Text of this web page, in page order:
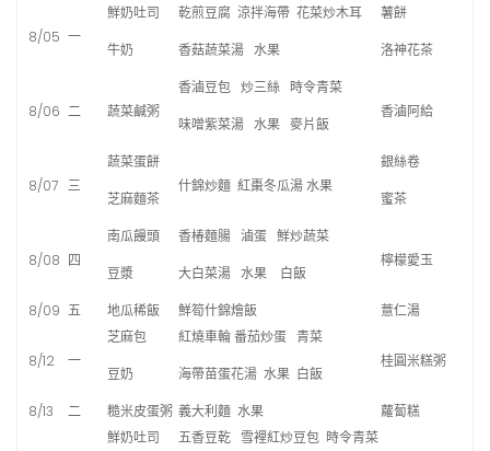
8/05 一
鮮奶吐司
牛奶
乾煎豆腐 涼拌海帶 花菜炒木耳
香菇蔬菜湯 水果
薯餅
洛神花茶
8/06 二 蔬菜鹹粥
香滷豆包 炒三絲 時令青菜
味噌紫菜湯 水果 麥片飯
香滷阿給
8/07 三
蔬菜蛋餅
芝麻麵茶
什錦炒麵 紅棗冬瓜湯 水果
銀絲卷
蜜茶
8/08 四
南瓜饅頭
豆漿
香椿麵腸 滷蛋 鮮炒蔬菜
大白菜湯 水果 白飯
檸檬愛玉
8/09 五 地瓜稀飯 鮮筍什錦燴飯 薏仁湯
8/12 一
芝麻包
豆奶
紅燒車輪 番茄炒蛋 青菜
海帶苗蛋花湯 水果 白飯
桂圓米糕粥
8/13 二 糙米皮蛋粥 義大利麵 水果 蘿蔔糕
鮮奶吐司
五香豆乾 雪裡紅炒豆包 時令青菜